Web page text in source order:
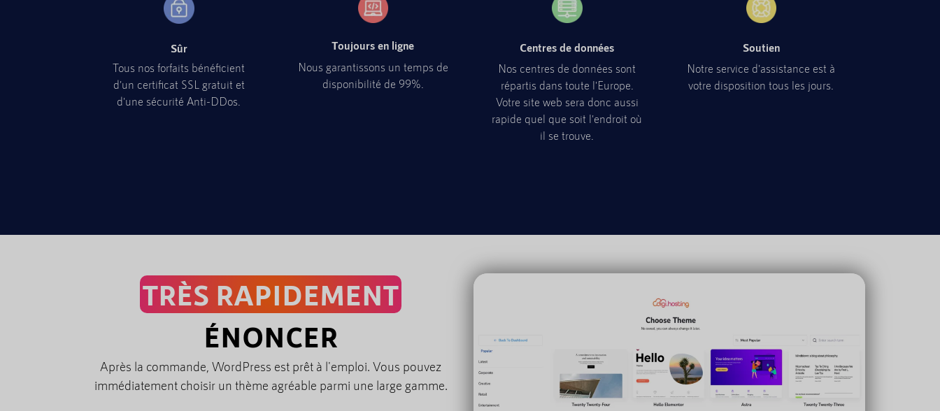
Sûr
Tous nos forfaits bénéficient
d'un certificat SSL gratuit et
d'une sécurité Anti-DDos.
Toujours en ligne
Nous garantissons un temps de
disponibilité de 99%.
Centres de données
Nos centres de données sont
répartis dans toute l'Europe.
Votre site web sera donc aussi
rapide quel que soit l'endroit où
il se trouve.
Soutien
Notre service d'assistance est à
votre disposition tous les jours.
TRÈS RAPIDEMENT
ÉNONCER
Après la commande, WordPress est prêt à l'emploi. Vous pouvez
immédiatement choisir un thème agréable parmi une large gamme.